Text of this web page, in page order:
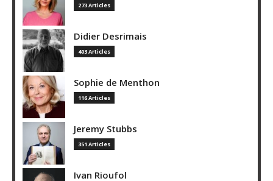
273 Articles
Didier Desrimais
403 Articles
Sophie de Menthon
116 Articles
Jeremy Stubbs
351 Articles
Ivan Rioufol